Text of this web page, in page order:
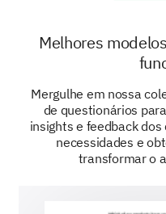
Quão fácil é relatar
segurança em
Muito fácil
Fácil
Neutro
Melhores
Mergulhe em nossa
de questionários
insights e feedback
necessidades e
transformar o